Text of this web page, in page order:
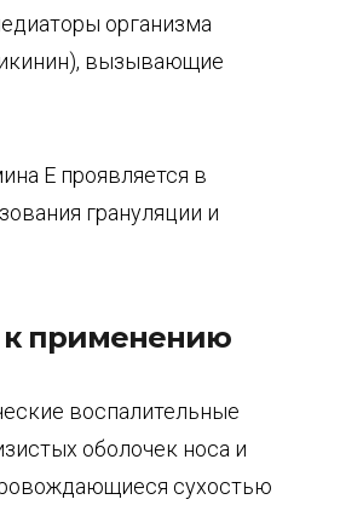
организма
вызывающие
E проявляется в
грануляции и
к применению
воспалительные
оболочек носа и
сухостью